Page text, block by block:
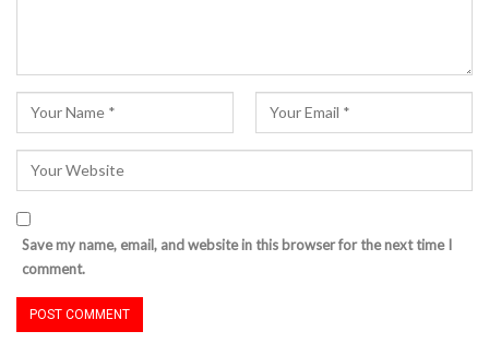
Save my name, email, and website in this browser for the next time I
comment.